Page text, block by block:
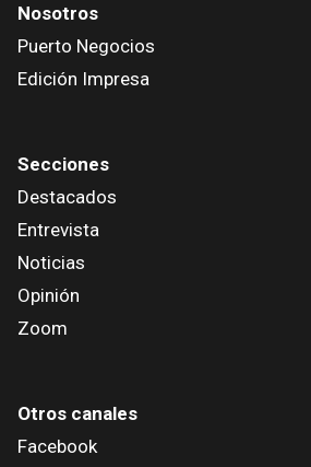
Nosotros
Puerto Negocios
Edición Impresa
Secciones
Destacados
Entrevista
Noticias
Opinión
Zoom
Otros canales
Facebook